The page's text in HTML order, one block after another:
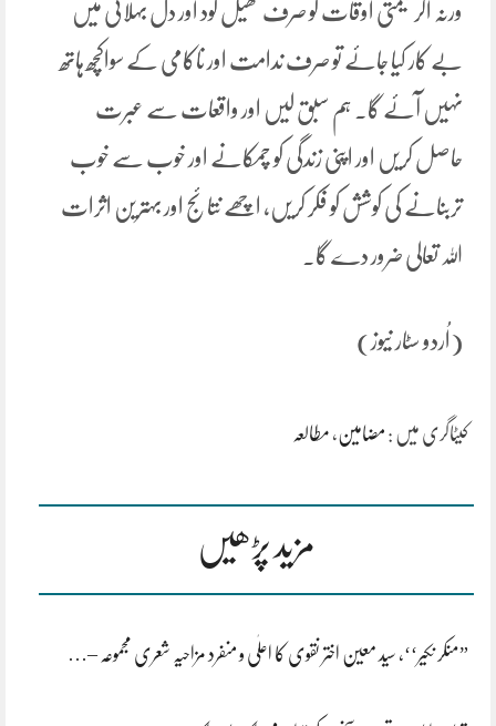
ورنہ اگر قیمتی اوقات کو صرف کھیل کود اور دل بہلائی میں
بے کار کیا جائے تو صرف ندامت اور ناکامی کے سواکچھ ہاتھ
نہیں آئے گا۔ ہم سبق لیں اور واقعات سے عبرت
حاصل کریں اور اپنی زندگی کو چمکانے اور خوب سے خوب
تربنانے کی کوشش کو فکر کریں، اچھے نتائج اور بہترین اثرات
اللہ تعالی ضرور دے گا۔
(اُردو سٹار نیوز)
کیٹاگری میں : مضامین ، مطالعہ
مزید پڑھیں
”منکر نکیر‘‘، سید معین اختر نقوی کا اعلٰی و منفرد مزاحیہ شعری مجموعہ –…